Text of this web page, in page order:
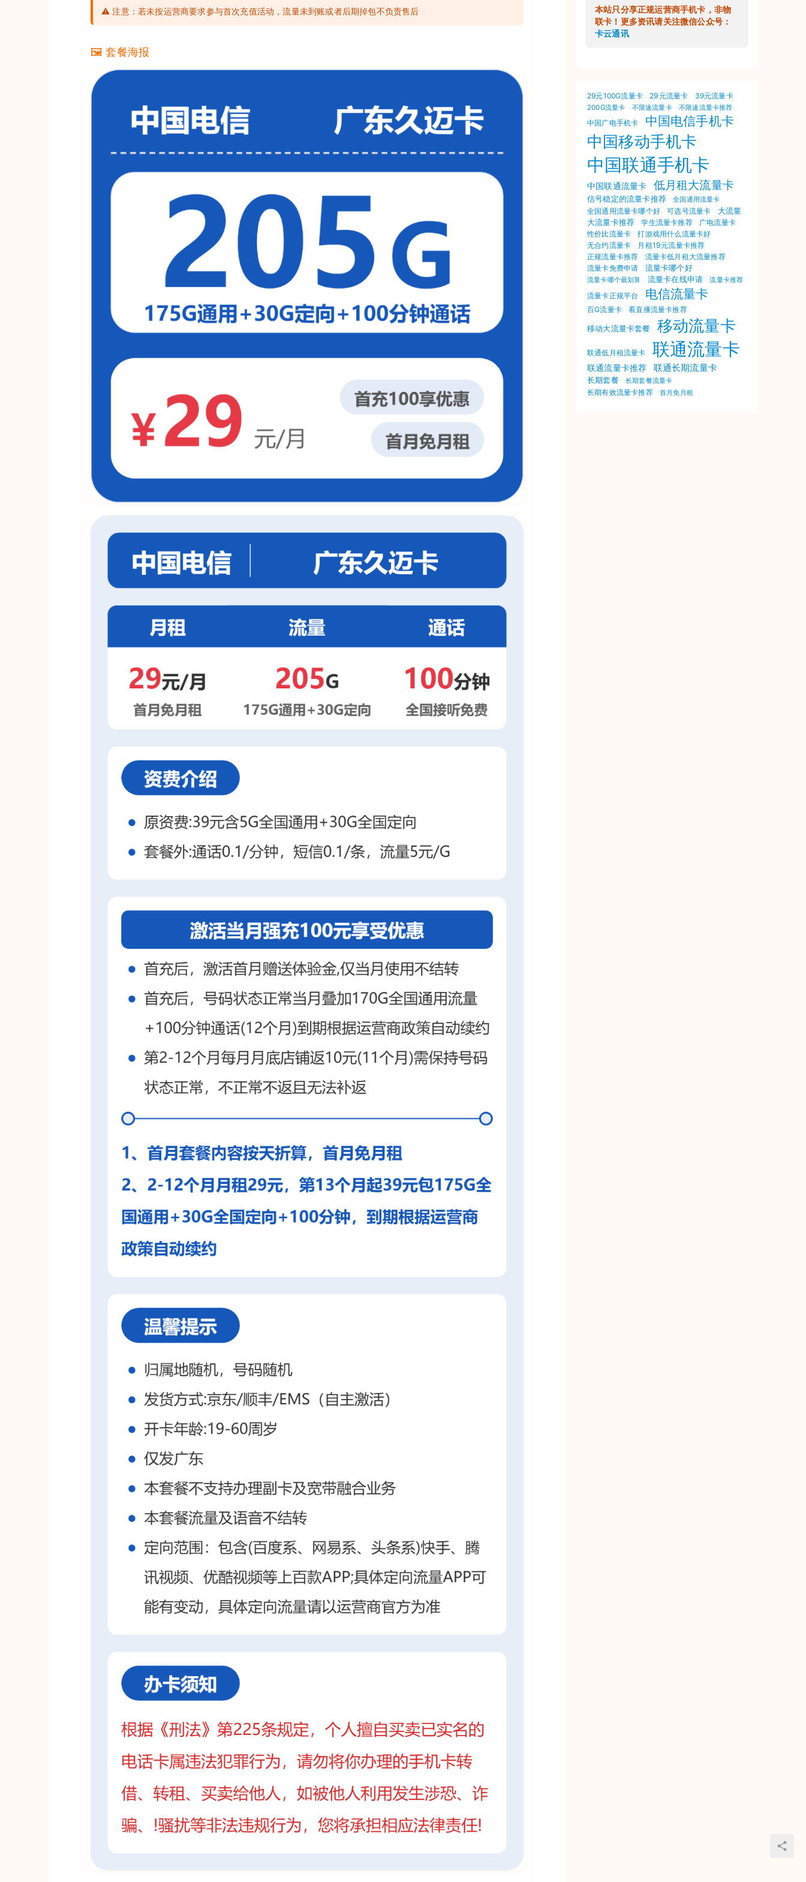
⚠️ 注意：若未按运营商要求参与首次充值活动，流量未到账或者后期掉包不负责售后
🖼️ 套餐海报
本站只分享正规运营商手机卡，非物
联卡！更多资讯请关注微信公众号：
卡云通讯
29元100G流量卡 29元流量卡 39元流量卡
200G流量卡 不限速流量卡 不限速流量卡推荐
中国广电手机卡 中国电信手机卡
中国移动手机卡
中国联通手机卡
中国联通流量卡 低月租大流量卡
信号稳定的流量卡推荐 全国通用流量卡
全国通用流量卡哪个好 可选号流量卡
大流量
大流量卡推荐
学生流量卡推荐 广电流量卡
性价比流量卡
打游戏用什么流量卡好
无合约流量卡
月租19元流量卡推荐
正规流量卡推荐
流量卡低月租大流量推荐
流量卡免费申请 流量卡哪个好
流量卡哪个最划算 流量卡在线申请 流量卡推荐
流量卡正规平台 电信流量卡
百G流量卡 看直播流量卡推荐
移动大流量卡套餐 移动流量卡
联通低月租流量卡 联通流量卡
联通流量卡推荐 联通长期流量卡
长期套餐 长期套餐流量卡
长期有效流量卡推荐 首月免月租